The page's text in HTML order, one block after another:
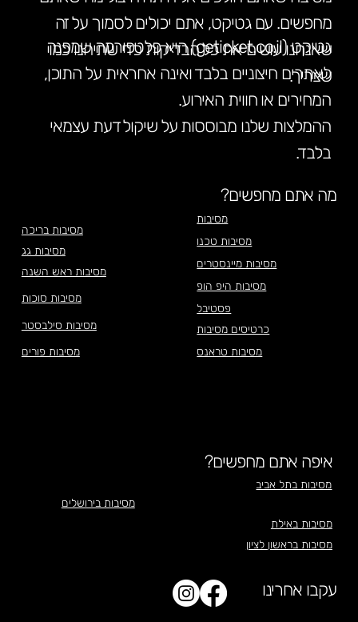
מסיבות בריכה
מסיבות גג
מסיבות ראש השנה
מסיבות סוכות
מסיבות סילבסטר
מסיבות פורים
מה אתם מחפשים?
מסיבות
מסיבות טכנו
מסיבות טראנס
מסיבות מיינסטרים
מסיבות היפ הופ
פסטיבל
כרטיסים מסיבות
עקבו אחרינו
איפה אתם מחפשים?
מסיבות בתל אביב
מסיבות בירושלים
מסיבות באילת
מסיבות בראשון לציון
גטיקט (geticket.co.il) היא פלטפורמה שמפנה
לאתרים חיצוניים בלבד ואינה אחראית על התוכן,
המחירים או חווית האירוע.
ההמלצות שלנו מבוססות על שיקול דעת עצמאי
בלבד.
מחפשים. עם גטיקט, אתם יכולים לסמוך על זה
שאנחנו עושים את כל הבדיקות כדי שתיהנו כמו
שצריך.